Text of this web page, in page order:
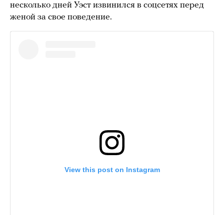
несколько дней Уэст извинился в соцсетях перед
женой за свое поведение.